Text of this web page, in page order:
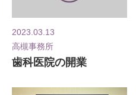
2023.03.13
高槻事務所
歯科医院の開業